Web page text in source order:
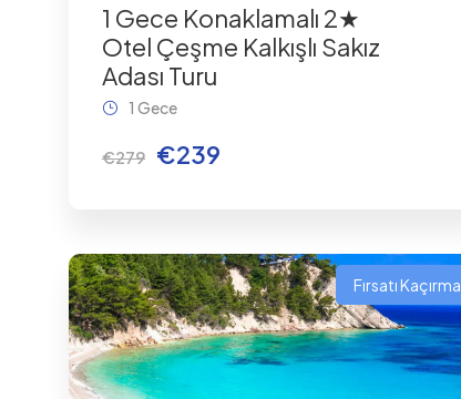
1 Gece Konaklamalı 2★
Otel Çeşme Kalkışlı Sakız
Adası Turu
€279 €239
1 Gece
Fırsatı Kaçırma